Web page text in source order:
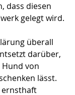
dass diesen
gelegt wird.
überall
darüber,
Hund von
lässt.
ernsthaft